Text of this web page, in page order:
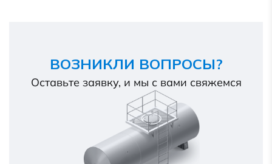
ВОЗНИКЛИ ВОПРОСЫ?
Оставьте заявку, и мы с вами свяжемся